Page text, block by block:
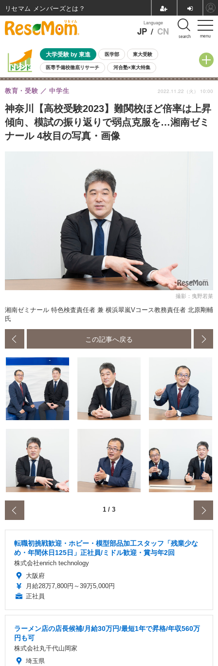
menu
Language
JP / CN search
大学受験 by 東進 医学部 東大受験
医専予備校徹底リサーチ 河合塾×東大特集
親子で考える大学選び 高校受験 中学受験 小学校受験
共通テスト 夏休み
8月開催イベント・WS 全国公立高校 過去問 人気記事
自由研究教材（小学生向け） 自由研究教材（中学生向け） ランキング
神奈川【高校受験2023】難関校ほど倍率は上昇
傾向、模試の振り返りで弱点克服を…湘南ゼミ
ナール 4枚目の写真・画像
教育・受験 中学生 2022.11.22（火） 10:00
撮影：曳野若菜
湘南ゼミナール 特色検査責任者 兼 横浜翠嵐Vコース教務責任者 北原剛輔
氏
この記事へ戻る
1 / 3
転職初挑戦歓迎・ホビー・模型部品加工スタッフ「残業少な
め・年間休日125日」正社員/ミドル歓迎・賞与年2回
株式会社enrich technology
大阪府
月給28万7,800円～39万5,000円
正社員
ラーメン店の店長候補/月給30万円/最短1年で昇格/年収560万
円も可
株式会社丸千代山岡家
埼玉県
リセマム メンバーズ